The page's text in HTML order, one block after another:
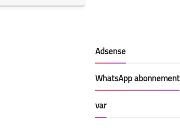
Adsense
WhatsApp abonnement
var